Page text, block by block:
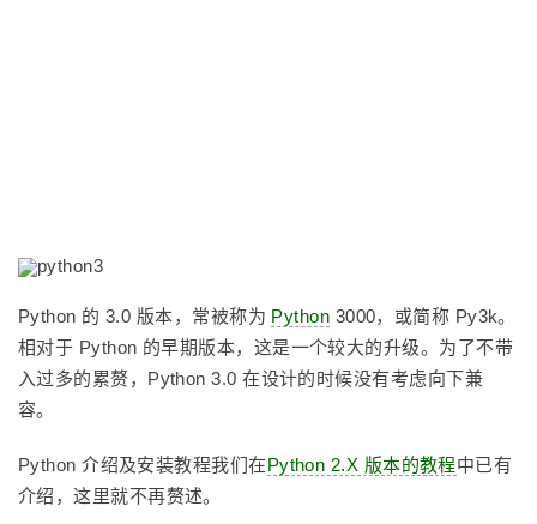
Python 的 3.0 版本，常被称为 Python 3000，或简称 Py3k。
相对于 Python 的早期版本，这是一个较大的升级。为了不带
入过多的累赘，Python 3.0 在设计的时候没有考虑向下兼
容。
Python 介绍及安装教程我们在Python 2.X 版本的教程中已有
介绍，这里就不再赘述。